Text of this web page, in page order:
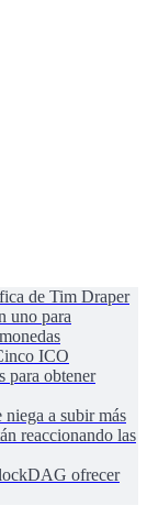
de Tim Draper
uno para
ICO
para obtener
a subir más
reaccionando las
ofrecer